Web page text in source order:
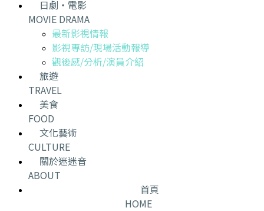
日劇・電影
MOVIE DRAMA
最新影視情報
影視專訪/現場活動報導
觀後感/分析/演員介紹
旅遊
TRAVEL
美食
FOOD
文化藝術
CULTURE
關於迷迷音
ABOUT
首頁
HOME